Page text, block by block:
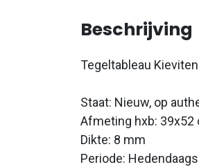
Beschrijving
Tegeltableau
Staat: Nieuw, op
Afmeting hxb: 39x52
Dikte: 8 mm
Periode: Hedendaags